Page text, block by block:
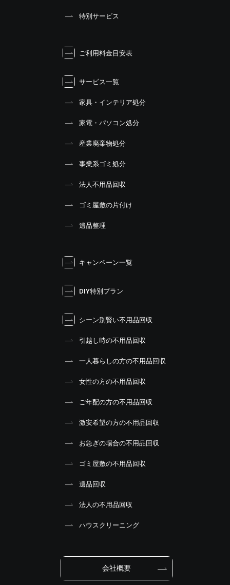
特別サービス
ご利用料金目安表
サービス一覧
家具・インテリア処分
家電・パソコン処分
産業廃棄物処分
事業系ゴミ処分
法人不用品回収
ゴミ屋敷の片付け
遺品整理
キャンペーン一覧
DIY特別プラン
シーン別賢い不用品回収
引越し時の不用品回収
一人暮らしの方の不用品回収
女性の方の不用品回収
ご年配の方の不用品回収
激安希望の方の不用品回収
お急ぎの場合の不用品回収
ゴミ屋敷の不用品回収
遺品回収
法人の不用品回収
ハウスクリーニング
会社概要